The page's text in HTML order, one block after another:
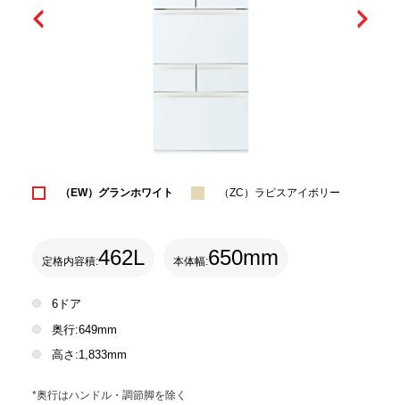
（EW）グランホワイト （ZC）ラピスアイボリー
定格内容積:462L 本体幅:650mm
6ドア
奥行:649mm
高さ:1,833mm
*奥行はハンドル・調節脚を除く